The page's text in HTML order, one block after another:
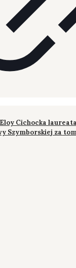
Cichocka
Szymborskiej za